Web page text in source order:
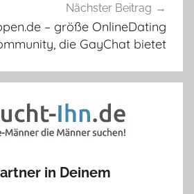
Nächster Beitrag
– größe OnlineDating
die GayChat bietet
in Deinem